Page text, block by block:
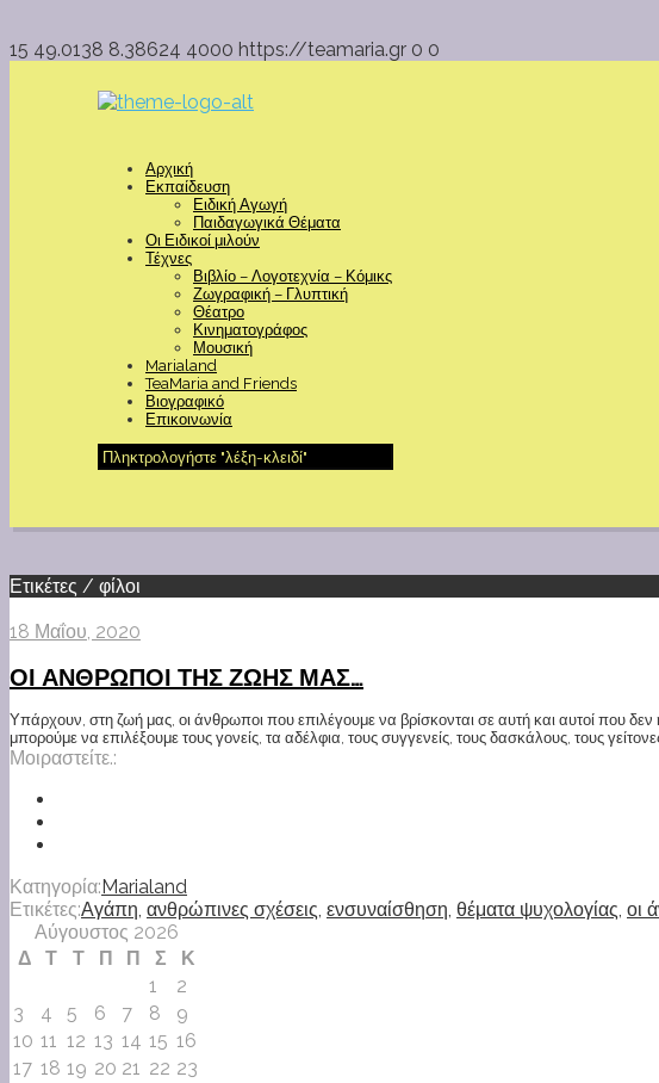
15 49.0138 8.38624 4000 https://teamaria.gr 0 0
Αρχική
Εκπαίδευση
Ειδική Αγωγή
Παιδαγωγικά Θέματα
Οι Ειδικοί μιλούν
Τέχνες
Βιβλίο – Λογοτεχνία – Κόμικς
Ζωγραφική – Γλυπτική
Θέατρο
Κινηματογράφος
Μουσική
Marialand
TeaMaria and Friends
Βιογραφικό
Επικοινωνία
Ετικέτες / φίλοι
18 Μαΐου, 2020
ΟΙ ΑΝΘΡΩΠΟΙ ΤΗΣ ΖΩΗΣ ΜΑΣ…
Υπάρχουν, στη ζωή μας, οι άνθρωποι που επιλέγουμε να βρίσκονται σε αυτή και αυτοί που δεν
μπορούμε να επιλέξουμε τους γονείς, τα αδέλφια, τους συγγενείς, τους δασκάλους, τους
Μοιραστείτε.:
Κατηγορία: Marialand
Ετικέτες:Αγάπη, ανθρώπινες σχέσεις, ενσυναίσθηση, θέματα ψυχολογίας, οι
Αύγουστος 2026
Δ
Τ Τ Π Π Σ
Κ
1
2
3
4 5 6 7 8
9
10 11 12 13 14 15 16
17 18 19 20 21 22 23